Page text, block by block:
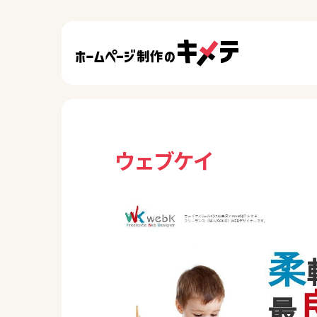
ウェブケイ